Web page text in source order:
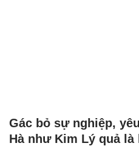
Gác bỏ sự nghiệp,
Hà như Kim Lý quả